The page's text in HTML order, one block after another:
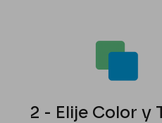
2 - Elije Color y